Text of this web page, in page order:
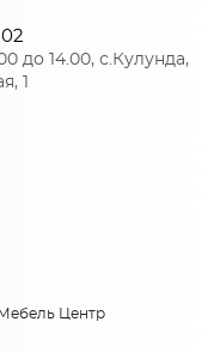
до 14.00, с.Кулунда,
1
Центр